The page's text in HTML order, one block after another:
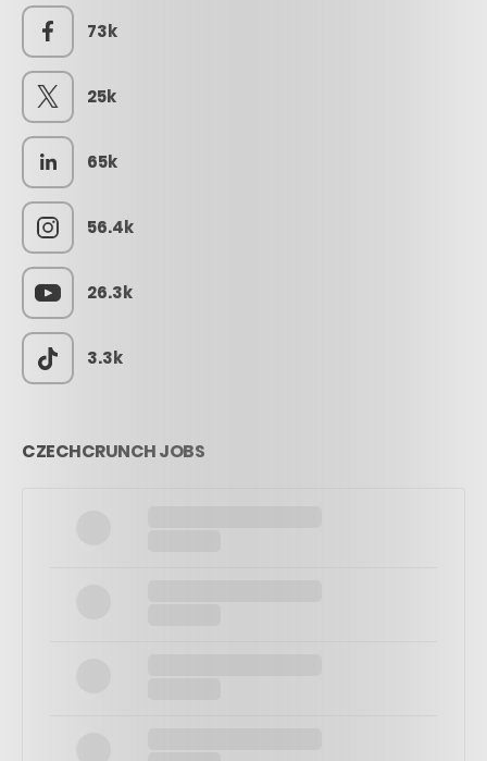
73k
25k
65k
56.4k
26.3k
3.3k
CZECHCRUNCH JOBS